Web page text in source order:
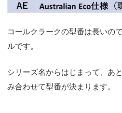
コールクラークの型番は長いの
ルです。
シリーズ名からはじまって、あ
み合わせて型番が決まります。